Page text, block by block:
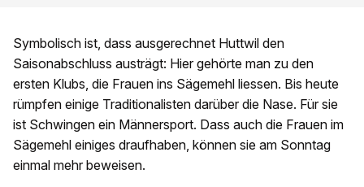
Symbolisch ist, dass ausgerechnet Huttwil den
Saisonabschluss austrägt: Hier gehörte man zu den
ersten Klubs, die Frauen ins Sägemehl liessen. Bis heute
rümpfen einige Traditionalisten darüber die Nase. Für sie
ist Schwingen ein Männersport. Dass auch die Frauen im
Sägemehl einiges draufhaben, können sie am Sonntag
einmal mehr beweisen.